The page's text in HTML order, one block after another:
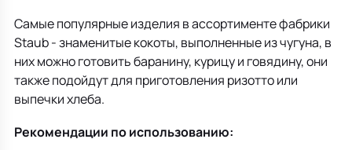
Самые популярные изделия в ассортименте фабрики
Staub - знаменитые кокоты, выполненные из чугуна, в
них можно готовить баранину, курицу и говядину, они
также подойдут для приготовления ризотто или
выпечки хлеба.
Рекомендации по использованию: